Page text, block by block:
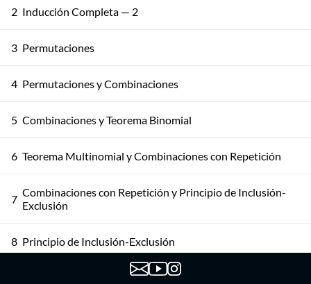
2 Inducción Completa — 2
3 Permutaciones
4 Permutaciones y Combinaciones
5 Combinaciones y Teorema Binomial
6 Teorema Multinomial y Combinaciones con Repetición
7 Combinaciones con Repetición y Principio de Inclusión-
Exclusión
8 Principio de Inclusión-Exclusión
Principio de Inclusión-Exclusión: Aplicaciones